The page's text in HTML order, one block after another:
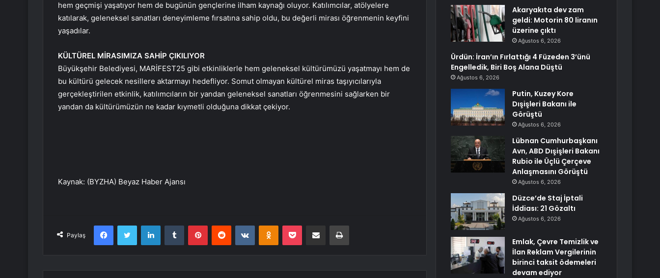
hem geçmişi yaşatıyor hem de bugünün gençlerine ilham kaynağı oluyor. Katılımcılar, atölyelere
katılarak, geleneksel sanatları deneyimleme fırsatına sahip oldu, bu değerli mirası öğrenmenin keyfini
yaşadılar.
KÜLTÜREL MİRASIMIZA SAHİP ÇIKILIYOR
Büyükşehir Belediyesi, MARİFEST25 gibi etkinliklerle hem geleneksel kültürümüzü yaşatmayı hem de
bu kültürü gelecek nesillere aktarmayı hedefliyor. Somut olmayan kültürel miras taşıyıcılarıyla
gerçekleştirilen etkinlik, katılımcıların bir yandan geleneksel sanatları öğrenmesini sağlarken bir
yandan da kültürümüzün ne kadar kıymetli olduğuna dikkat çekiyor.
Kaynak: (BYZHA) Beyaz Haber Ajansı
Paylaş
FacebookTwitter LinkedInTumblr PinterestReddit VKontakteOdnoklassniki
Pocket E-Posta ile paylaş Yazdır
Akaryakıta dev zam
geldi: Motorin 80 liranın
üzerine çıktı
Ağustos 6, 2026
Ürdün: İran’ın Fırlattığı 4 Füzeden 3’ünü
Engelledik, Biri Boş Alana Düştü
Ağustos 6, 2026
Putin, Kuzey Kore
Dışişleri Bakanı ile
Görüştü
Ağustos 6, 2026
Lübnan Cumhurbaşkanı
Avn, ABD Dışişleri Bakanı
Rubio ile Üçlü Çerçeve
Anlaşmasını Görüştü
Ağustos 6, 2026
Düzce’de Staj İptali
İddiası: 21 Gözaltı
Ağustos 6, 2026
Emlak, Çevre Temizlik ve
İlan Reklam Vergilerinin
birinci taksit ödemeleri
devam ediyor